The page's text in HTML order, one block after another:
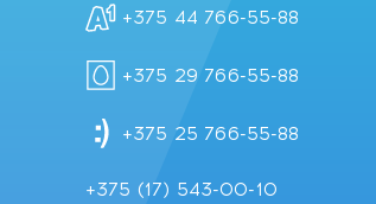
+375 44 766-55-88
+375 29 766-55-88
+375 25 766-55-88
+375 (17) 543-00-10